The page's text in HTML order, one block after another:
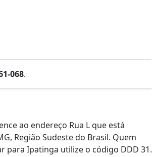
068.
ao endereço Rua L que está
Região Sudeste do Brasil. Quem
para Ipatinga utilize o código DDD 31.